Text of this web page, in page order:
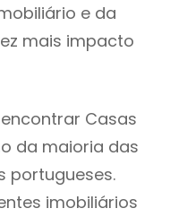
e da
mais impacto
Casas
da maioria das
portugueses.
imobiliários